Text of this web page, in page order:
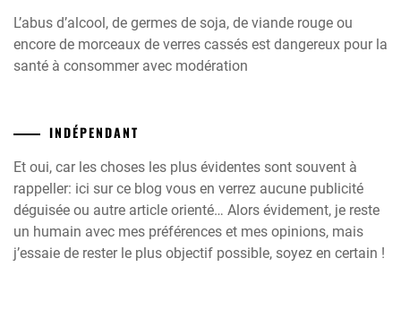
L’abus d’alcool, de germes de soja, de viande rouge ou
encore de morceaux de verres cassés est dangereux pour la
santé à consommer avec modération
INDÉPENDANT
Et oui, car les choses les plus évidentes sont souvent à
rappeller: ici sur ce blog vous en verrez aucune publicité
déguisée ou autre article orienté… Alors évidement, je reste
un humain avec mes préférences et mes opinions, mais
j’essaie de rester le plus objectif possible, soyez en certain !